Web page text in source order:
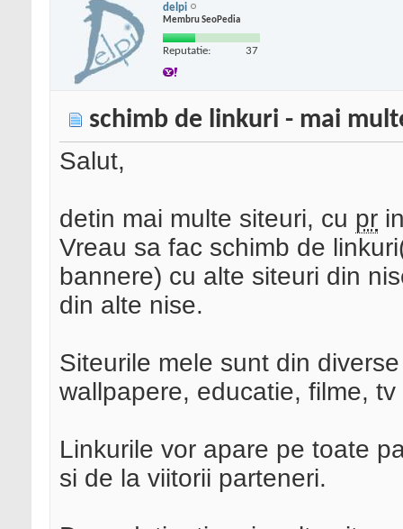
delpi
Membru SeoPedia
Reputatie: 37
schimb de linkuri - mai
Salut,
detin mai multe siteuri, cu pr
Vreau sa fac schimb de
bannere) cu alte siteuri din
din alte nise.
Siteurile mele sunt din
wallpapere, educatie, filme, tv
Linkurile vor apare pe toate
si de la viitorii parteneri.